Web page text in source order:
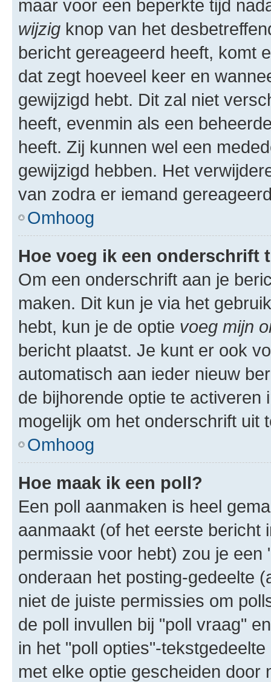
maar voor een beperkte tijd
wijzig knop van het
bericht gereageerd heeft, komt
dat zegt hoeveel keer en
gewijzigd hebt. Dit zal niet
heeft, evenmin als een
heeft. Zij kunnen wel een
gewijzigd hebben. Het
van zodra er iemand
Omhoog
Hoe voeg ik een onderschrift
Om een onderschrift aan je
maken. Dit kun je via het
hebt, kun je de optie voeg mijn
bericht plaatst. Je kunt er ook
automatisch aan ieder nieuw
de bijhorende optie te
mogelijk om het onderschrift uit
Omhoog
Hoe maak ik een poll?
Een poll aanmaken is heel
aanmaakt (of het eerste bericht
permissie voor hebt) zou je
onderaan het posting-gedeelte
niet de juiste permissies om
de poll invullen bij "poll vraag"
in het "poll opties"-
met elke optie gescheiden door